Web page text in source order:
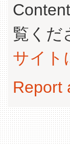
覧くだ
サイト
Report